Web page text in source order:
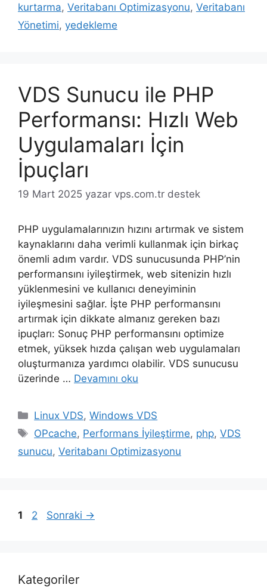
kurtarma, Veritabanı Optimizasyonu, Veritabanı
Yönetimi, yedekleme
VDS Sunucu ile PHP
Performansı: Hızlı Web
Uygulamaları İçin
İpuçları
19 Mart 2025 yazar vps.com.tr destek
PHP uygulamalarınızın hızını artırmak ve sistem
kaynaklarını daha verimli kullanmak için birkaç
önemli adım vardır. VDS sunucusunda PHP’nin
performansını iyileştirmek, web sitenizin hızlı
yüklenmesini ve kullanıcı deneyiminin
iyileşmesini sağlar. İşte PHP performansını
artırmak için dikkate almanız gereken bazı
ipuçları: Sonuç PHP performansını optimize
etmek, yüksek hızda çalışan web uygulamaları
oluşturmanıza yardımcı olabilir. VDS sunucusu
üzerinde … Devamını oku
Kategoriler
Linux VDS,Windows VDS
Etiketler
OPcache, Performans İyileştirme, php,VDS
sunucu, Veritabanı Optimizasyonu
Sayfa
1 Sayfa
2 Sonraki →
Kategoriler